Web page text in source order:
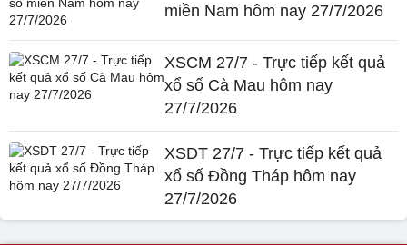
miền Nam hôm nay 27/7/2026
XSCM 27/7 - Trực tiếp kết quả
xổ số Cà Mau hôm nay
27/7/2026
XSDT 27/7 - Trực tiếp kết quả
xổ số Đồng Tháp hôm nay
27/7/2026